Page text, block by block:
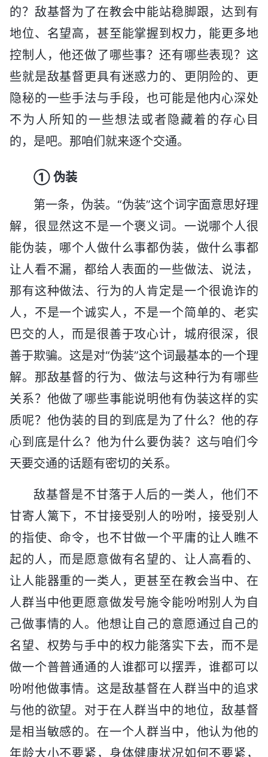
的？敌基督为了在教会中能站稳脚跟，达到有
地位、名望高，甚至能掌握到权力，能更多地
控制人，他还做了哪些事？还有哪些表现？这
些就是敌基督更具有迷惑力的、更阴险的、更
隐秘的一些手法与手段，也可能是他内心深处
不为人所知的一些想法或者隐藏着的存心目
的，是吧。那咱们就来逐个交通。
① 伪装
第一条，伪装。“伪装”这个词字面意思好理
解，很显然这不是一个褒义词。一说哪个人很
能伪装，哪个人做什么事都伪装，做什么事都
让人看不漏，都给人表面的一些做法、说法，
那有这种做法、行为的人肯定是一个很诡诈的
人，不是一个诚实人，不是一个简单的、老实
巴交的人，而是很善于攻心计，城府很深，很
善于欺骗。这是对“伪装”这个词最基本的一个理
解。那敌基督的行为、做法与这种行为有哪些
关系？他做了哪些事能说明他有伪装这样的实
质呢？他伪装的目的到底是为了什么？他的存
心到底是什么？他为什么要伪装？这与咱们今
天要交通的话题有密切的关系。
敌基督是不甘落于人后的一类人，他们不
甘寄人篱下，不甘接受别人的吩咐，接受别人
的指使、命令，也不甘做一个平庸的让人瞧不
起的人，而是愿意做有名望的、让人高看的、
让人能器重的一类人，更甚至在教会当中、在
人群当中他更愿意做发号施令能吩咐别人为自
己做事情的人。他想让自己的意愿通过自己的
名望、权势与手中的权力能落实下去，而不是
做一个普普通通的人谁都可以摆弄，谁都可以
吩咐他做事情。这是敌基督在人群当中的追求
与他的欲望。对于在人群当中的地位，敌基督
是相当敏感的。在一个人群当中，他认为他的
年龄大小不要紧，身体健康状况如何不要紧，